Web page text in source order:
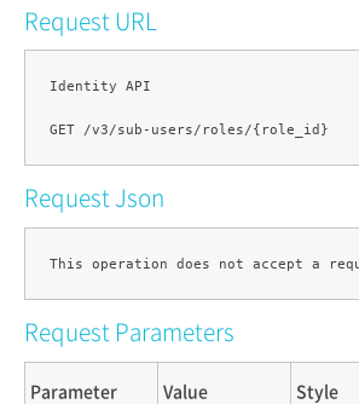
サポート
Request URL
Identity API
Request Json
Request Parameters
Parameter Value Style